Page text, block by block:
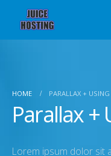
HOME PARALLAX +
Parallax +
Lorem ipsum dolor sit